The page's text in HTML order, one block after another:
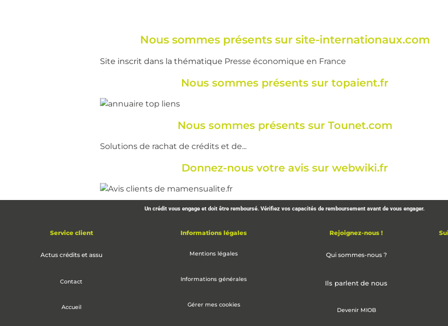
Nous sommes présents sur site-internationaux.com
Site inscrit dans la thématique Presse économique en France
Nous sommes présents sur topaient.fr
Nous sommes présents sur Tounet.com
Solutions de rachat de crédits et de...
Donnez-nous votre avis sur webwiki.fr
Un crédit vous engage et doit être remboursé. Vérifiez vos capacités de remboursement avant de vous engager.
Service client
Actus crédits et assu
Contact
Accueil
Informations légales
Mentions légales
Informations générales
Gérer mes cookies
Rejoignez-nous !
Qui sommes-nous ?
Ils parlent de nous
Devenir MIOB